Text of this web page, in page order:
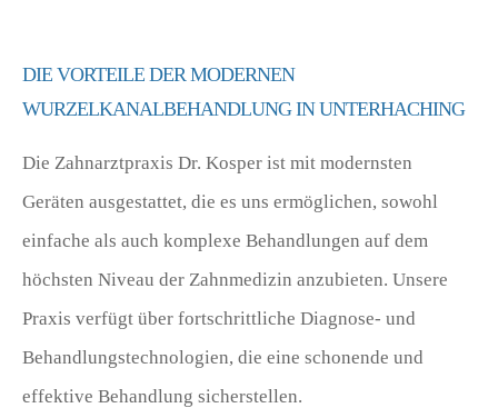
DIE VORTEILE DER MODERNEN
WURZELKANALBEHANDLUNG IN UNTERHACHING
Die Zahnarztpraxis Dr. Kosper ist mit modernsten
Geräten ausgestattet, die es uns ermöglichen, sowohl
einfache als auch komplexe Behandlungen auf dem
höchsten Niveau der Zahnmedizin anzubieten. Unsere
Praxis verfügt über fortschrittliche Diagnose- und
Behandlungstechnologien, die eine schonende und
effektive Behandlung sicherstellen.